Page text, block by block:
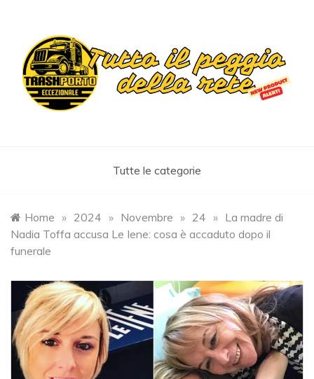
content
Tutte le categorie
Home » 2024 » Novembre » 24 » La madre di
Nadia Toffa accusa Le Iene: cosa è accaduto dopo il
funerale